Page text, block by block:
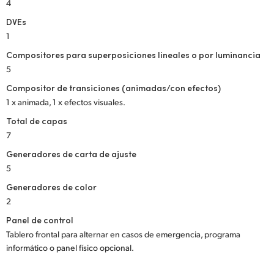
4
DVEs
1
Compositores para superposiciones lineales o por luminancia
5
Compositor de transiciones (animadas/con efectos)
1 x animada, 1 x efectos visuales.
Total de capas
7
Generadores de carta de ajuste
5
Generadores de color
2
Panel de control
Tablero frontal para alternar en casos de emergencia, programa
informático o panel físico opcional.